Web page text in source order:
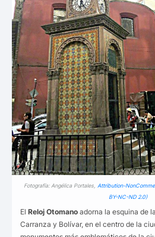
Fotografía: Angélica Portales, Attribution-
BY-NC-ND 2.0)
El Reloj Otomano adorna la esquina de
Carranza y Bolívar, en el centro de la